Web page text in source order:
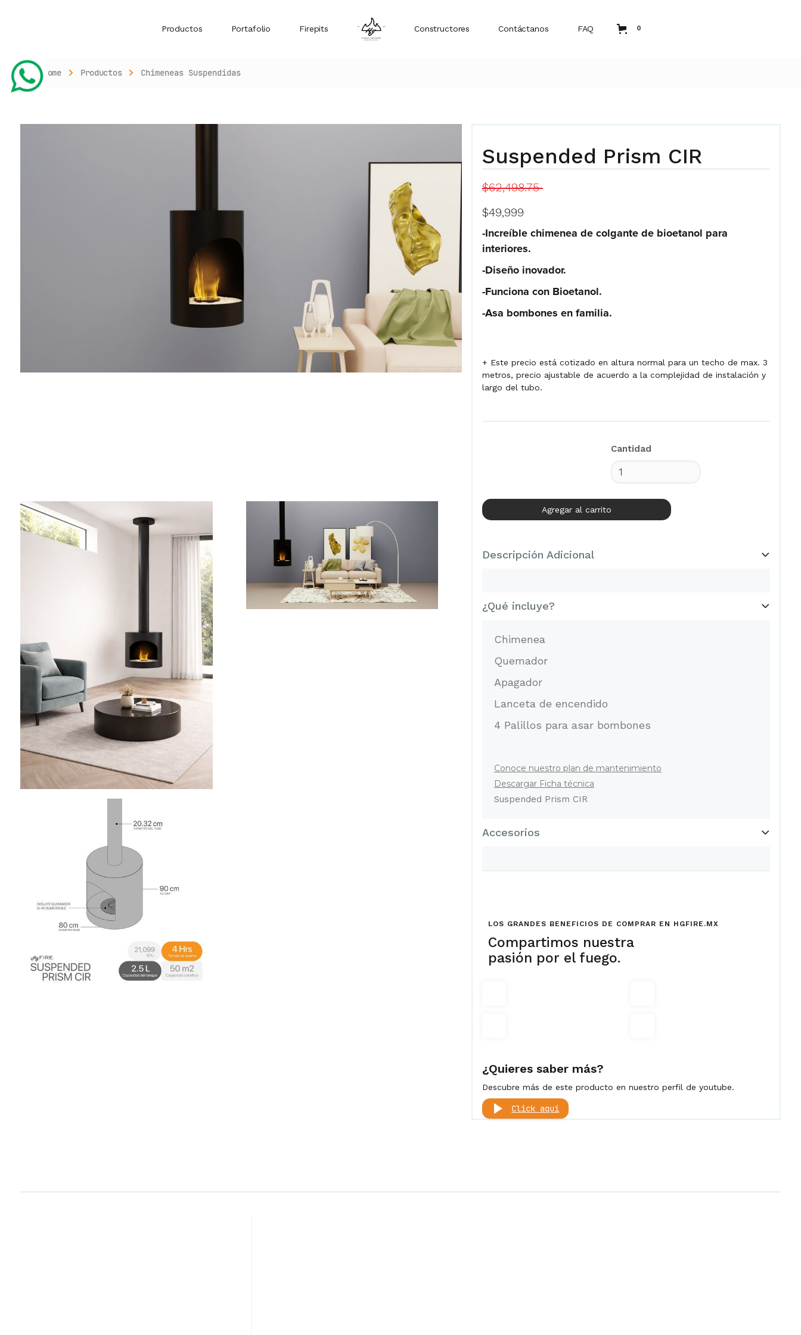
Productos Portafolio Firepits Constructores Contáctanos FAQ 0
Home Productos Chimeneas Suspendidas
Suspended Prism CIR
$62,498.75
$49,999
-Increíble chimenea de colgante de bioetanol para
interiores.
-Diseño inovador.
-Funciona con Bioetanol.
-Asa bombones en familia.
+ Este precio está cotizado en altura normal para un techo de max. 3
metros, precio ajustable de acuerdo a la complejidad de instalación y
largo del tubo.
Cantidad
Descripción Adicional
¿Qué incluye?
Chimenea
Quemador
Apagador
Lanceta de encendido
4 Palillos para asar bombones
Conoce nuestro plan de mantenimiento
Descargar Ficha técnica
Suspended Prism CIR
Accesorios
LOS GRANDES BENEFICIOS DE COMPRAR EN HGFIRE.MX
Compartimos nuestra
pasión por el fuego.
¿Quieres saber más?
Descubre más de este producto en nuestro perfil de youtube.
Click aquí